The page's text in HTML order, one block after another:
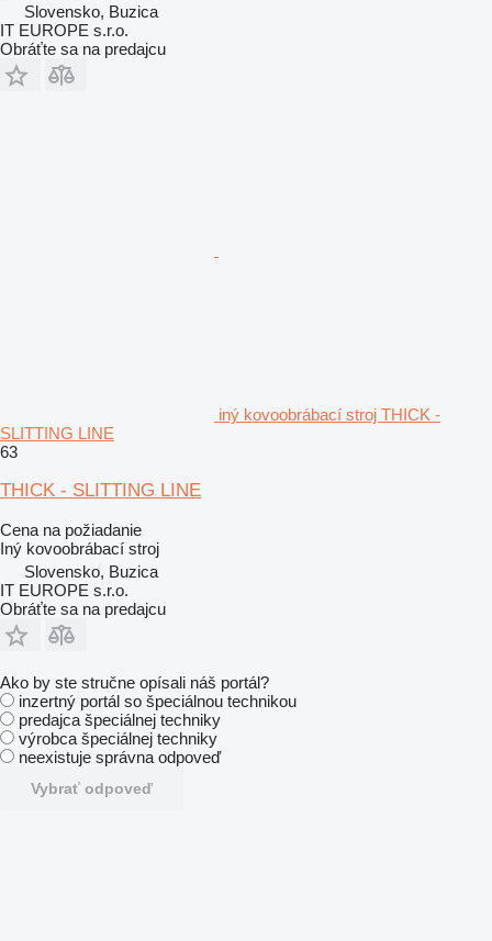
Slovensko, Buzica
IT EUROPE s.r.o.
Obráťte sa na predajcu
iný kovoobrábací stroj THICK -
SLITTING LINE
63
THICK - SLITTING LINE
Cena na požiadanie
Iný kovoobrábací stroj
Slovensko, Buzica
IT EUROPE s.r.o.
Obráťte sa na predajcu
Ako by ste stručne opísali náš portál?
inzertný portál so špeciálnou technikou
predajca špeciálnej techniky
výrobca špeciálnej techniky
neexistuje správna odpoveď
Vybrať odpoveď